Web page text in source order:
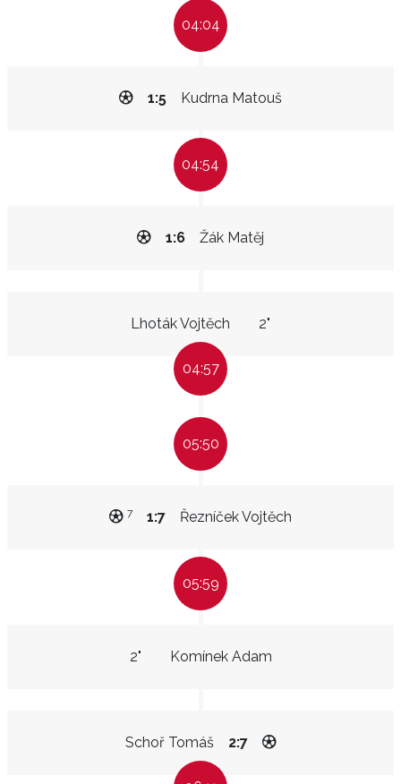
04:04
Kudrna Matouš
1:5
04:54
Žák Matěj
1:6
Lhoták Vojtěch 2"
04:57
05:50
Řezníček Vojtěch
1:7
7
05:59
Komínek Adam
2"
Schoř Tomáš 2:7